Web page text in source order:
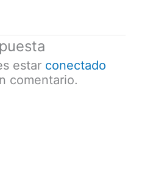
estar conectado
comentario.